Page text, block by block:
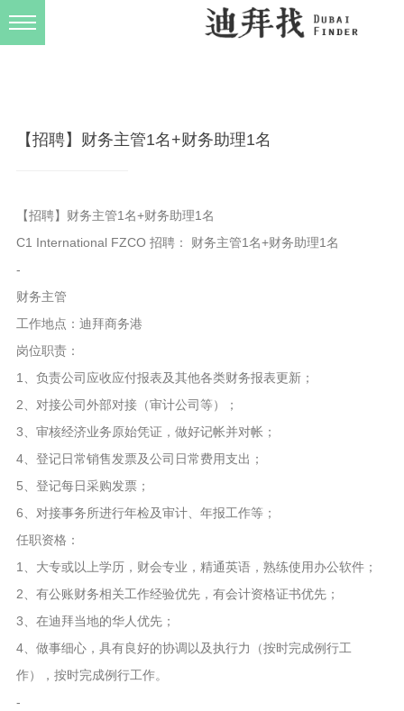
【招聘】财务主管1名+财务助理1名
【招聘】财务主管1名+财务助理1名
C1 International FZCO 招聘： 财务主管1名+财务助理1名
-
财务主管
工作地点：迪拜商务港
岗位职责：
1、负责公司应收应付报表及其他各类财务报表更新；
2、对接公司外部对接（审计公司等）；
3、审核经济业务原始凭证，做好记帐并对帐；
4、登记日常销售发票及公司日常费用支出；
5、登记每日采购发票；
6、对接事务所进行年检及审计、年报工作等；
任职资格：
1、大专或以上学历，财会专业，精通英语，熟练使用办公软件；
2、有公账财务相关工作经验优先，有会计资格证书优先；
3、在迪拜当地的华人优先；
4、做事细心，具有良好的协调以及执行力（按时完成例行工
作），按时完成例行工作。
-